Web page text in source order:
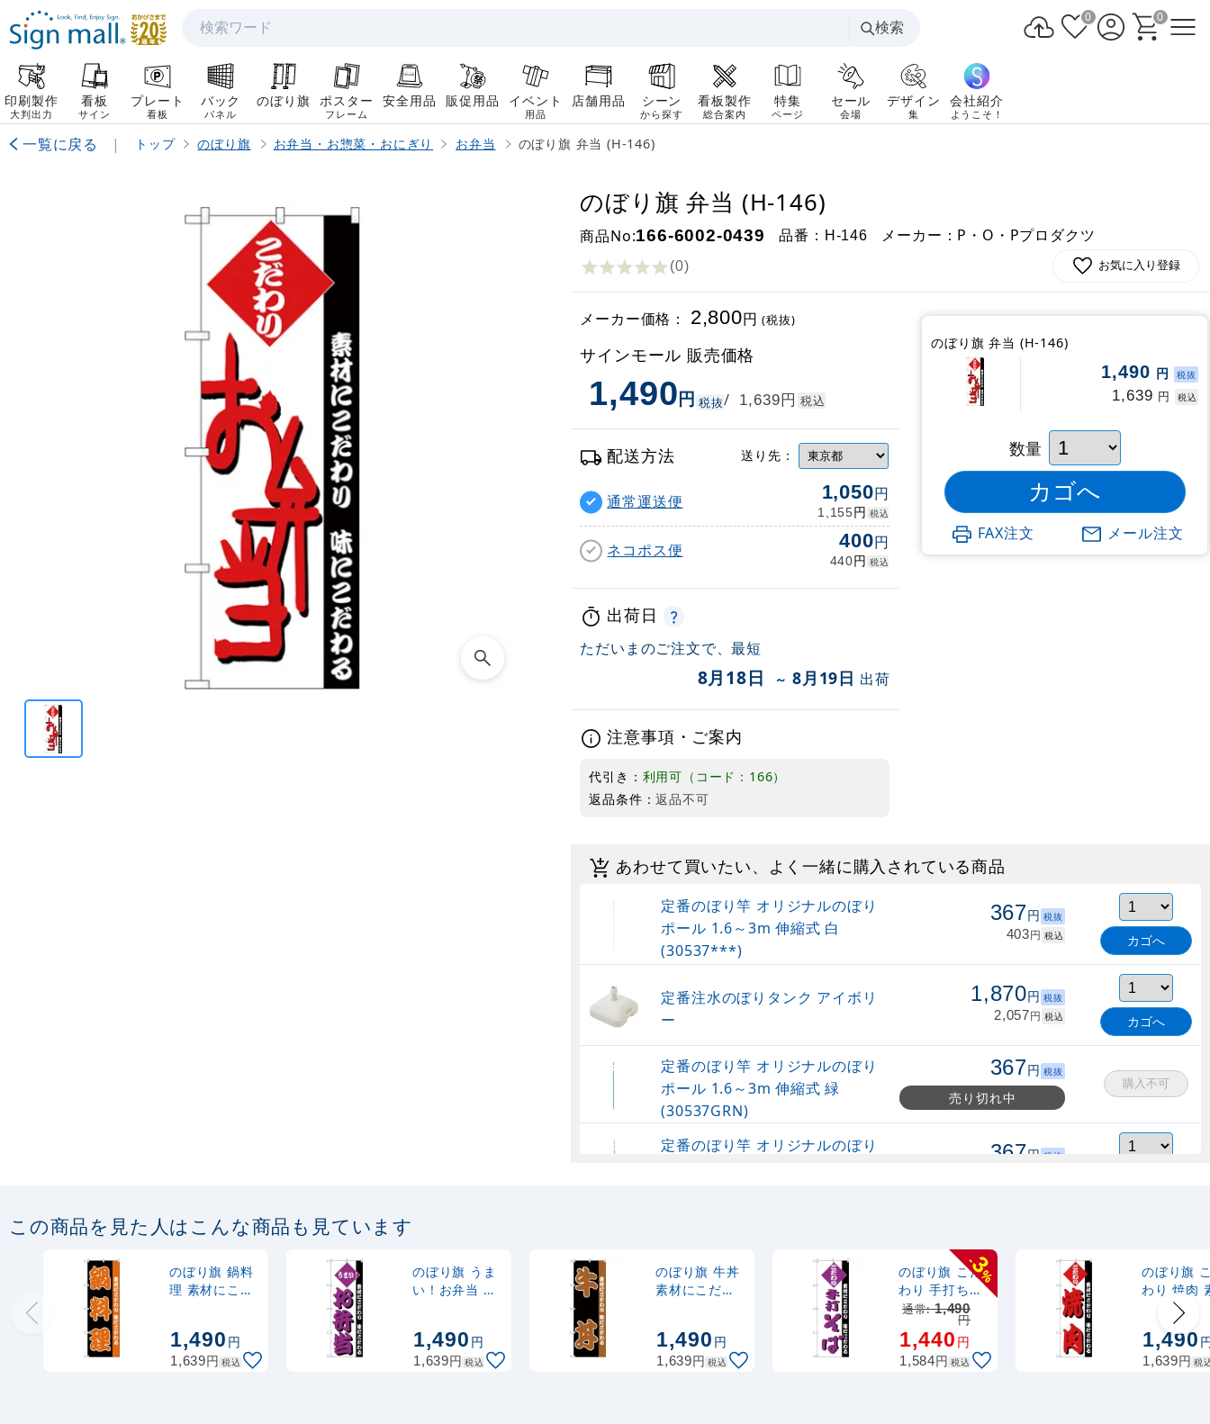
検索
検索
0 0
印刷製作
大判出力
看板
サイン
プレート
看板
バック
パネル
のぼり旗 ポスター
フレーム
安全用品 販促用品 イベント
用品
店舗用品 シーン
から探す
看板製作
総合案内
特集
ページ
セール
会場
デザイン
集
会社紹介
ようこそ！
一覧に戻る | トップ のぼり旗 お弁当・お惣菜・おにぎり お弁当 のぼり旗 弁当 (H-146)
のぼり旗 弁当 (H-146)
商品No:166-6002-0439 品番： H-146 メーカー：P・O・Pプロダクツ
(0) お気に入り登録
メーカー価格： 2,800円(税抜)
サインモール 販売価格
1,490円 税抜/ 1,639円 税込
配送方法 送り先：
通常運送便 1,050円
1,155円 税込
ネコポス便 400円
440円 税込
出荷日
ただいまのご注文で、最短
8月18日 ～ 8月19日 出荷
注意事項・ご案内
代引き： 利用可（コード：166）
返品条件：返品不可
のぼり旗 弁当 (H-146)
1,490 円 税抜
1,639 円 税込
数量
FAX注文 メール注文
あわせて買いたい、よく一緒に購入されている商品
定番のぼり竿 オリジナルのぼり
ポール 1.6～3m 伸縮式 白
(30537***)
367円 税抜
403円 税込 カゴへ
定番注水のぼりタンク アイボリ
ー
1,870円 税抜
2,057円 税込 カゴへ
定番のぼり竿 オリジナルのぼり
ポール 1.6～3m 伸縮式 緑
(30537GRN)
367円 税抜
売り切れ中
購入不可
定番のぼり竿 オリジナルのぼり
367円 税抜
(30537BLK)
注水型マルチのぼりスタンド
20L
税抜
税込 カゴへ
この商品を見た人はこんな商品も見ています
のぼり旗 鍋料
理 素材にこだ
1,490円
1,639円 税込
のぼり旗 うま
い！お弁当 文
1,490円
1,639円 税込
のぼり旗 牛丼
素材にこだわ
字 (H-140)
1,490円
1,639円 税込
-
3
%
のぼり旗 こだ
わり 手打ちそ
ば (H-127)
通常:1,490
円
1,440円
1,584円 税込
のぼり旗
わり 焼肉
にこだわ
にこだわ
145)
1,490
1,639円 税